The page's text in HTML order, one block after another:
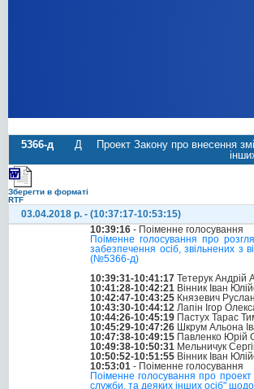
5366-д Д
Проект Закону про внесення
Зберегти в форматі
RTF
03.04.2018 р. - (10:37:17-10:53:15)
10:39:16 - Поіменне голосування
Поіменне голосування про
забезпечення осіб, звільнених з
(№5366-д)
10:39:31-10:41:17 Тетерук Андрій
10:41:28-10:42:21 Вінник Іван
10:42:47-10:43:25 Князевич
10:43:30-10:44:12 Лапін Ігор
10:44:26-10:45:19 Пастух Тарас
10:45:29-10:47:26 Шкрум Альона
10:47:38-10:49:15 Павленко Юрій
10:49:38-10:50:31 Мельничук
10:50:52-10:51:55 Вінник Іван
10:53:01 - Поіменне голосування
Поіменне голосування про проект
служби, та деяких інших осіб"